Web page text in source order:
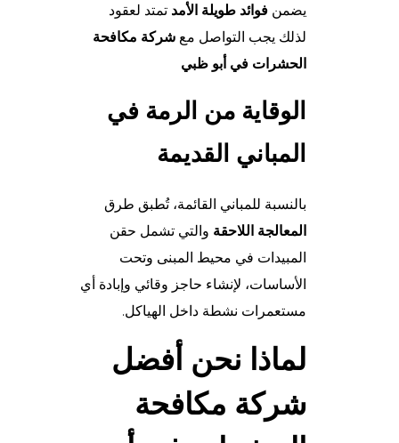
يضمنفوائد طويلة الأمد تمتد لعقود
لذلك يجب التواصل معشركة مكافحة
الحشرات في أبو ظبي
الوقاية من الرمة في
المباني القديمة
بالنسبة للمباني القائمة، تُطبق طرق
المعالجة اللاحقة والتي تشمل حقن
المبيدات في محيط المبنى وتحت
الأساسات، لإنشاء حاجز وقائي وإبادة أي
مستعمرات نشطة داخل الهياكل.
لماذا نحن أفضل
شركة مكافحة